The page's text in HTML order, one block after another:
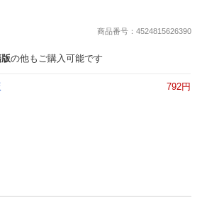
商品番号：4524815626390
の他もご購入可能です
792円